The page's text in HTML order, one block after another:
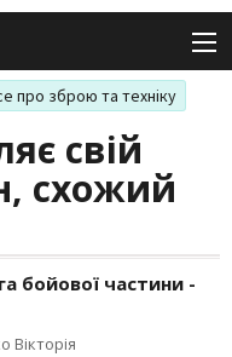
про зброю та техніку
свій
схожий
бойової частини -
Вікторія